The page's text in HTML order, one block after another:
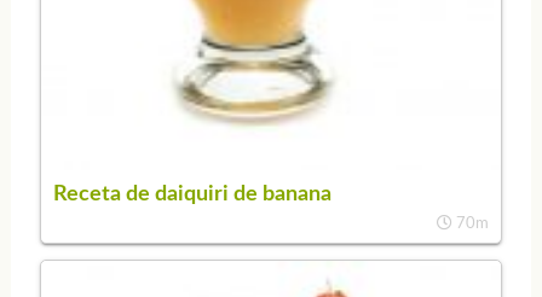
Receta de daiquiri de banana
70m